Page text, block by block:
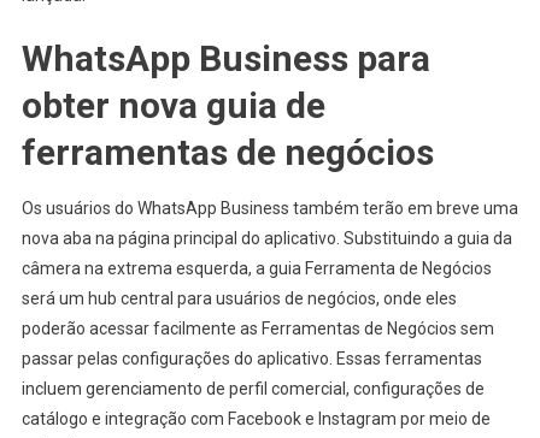
WhatsApp Business para
obter nova guia de
ferramentas de negócios
Os usuários do WhatsApp Business também terão em breve uma
nova aba na página principal do aplicativo. Substituindo a guia da
câmera na extrema esquerda, a guia Ferramenta de Negócios
será um hub central para usuários de negócios, onde eles
poderão acessar facilmente as Ferramentas de Negócios sem
passar pelas configurações do aplicativo. Essas ferramentas
incluem gerenciamento de perfil comercial, configurações de
catálogo e integração com Facebook e Instagram por meio de